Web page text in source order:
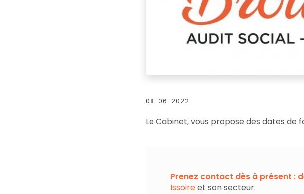
08-06-2022
Le Cabinet, vous propose des dates de
Prenez contact dès à présent :
Issoireet son secteur.